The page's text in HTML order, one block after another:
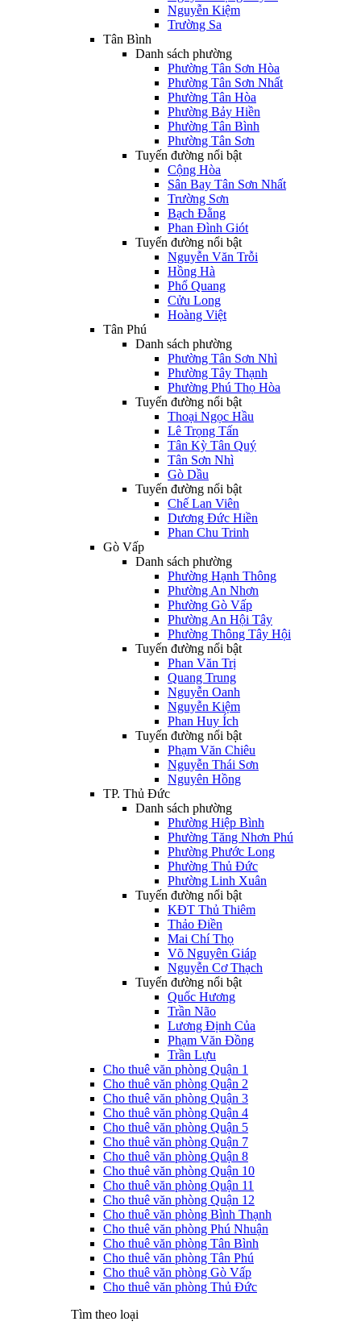
Nguyễn Kiệm
Trường Sa
Tân Bình
Danh sách phường
Phường Tân Sơn Hòa
Phường Tân Sơn Nhất
Phường Tân Hòa
Phường Bảy Hiền
Phường Tân Bình
Phường Tân Sơn
Tuyến đường nổi bật
Cộng Hòa
Sân Bay Tân Sơn Nhất
Trường Sơn
Bạch Đằng
Phan Đình Giót
Tuyến đường nổi bật
Nguyễn Văn Trỗi
Hồng Hà
Phổ Quang
Cửu Long
Hoàng Việt
Tân Phú
Danh sách phường
Phường Tân Sơn Nhì
Phường Tây Thạnh
Phường Phú Thọ Hòa
Tuyến đường nổi bật
Thoại Ngọc Hầu
Lê Trọng Tấn
Tân Kỳ Tân Quý
Tân Sơn Nhì
Gò Dầu
Tuyến đường nổi bật
Chế Lan Viên
Dương Đức Hiền
Phan Chu Trinh
Gò Vấp
Danh sách phường
Phường Hạnh Thông
Phường An Nhơn
Phường Gò Vấp
Phường An Hội Tây
Phường Thông Tây Hội
Tuyến đường nổi bật
Phan Văn Trị
Quang Trung
Nguyễn Oanh
Nguyễn Kiệm
Phan Huy Ích
Tuyến đường nổi bật
Phạm Văn Chiêu
Nguyễn Thái Sơn
Nguyên Hồng
TP. Thủ Đức
Danh sách phường
Phường Hiệp Bình
Phường Tăng Nhơn Phú
Phường Phước Long
Phường Thủ Đức
Phường Linh Xuân
Tuyến đường nổi bật
KĐT Thủ Thiêm
Thảo Điền
Mai Chí Thọ
Võ Nguyên Giáp
Nguyễn Cơ Thạch
Tuyến đường nổi bật
Quốc Hương
Trần Não
Lương Định Của
Phạm Văn Đồng
Trần Lựu
Cho thuê văn phòng Quận 1
Cho thuê văn phòng Quận 2
Cho thuê văn phòng Quận 3
Cho thuê văn phòng Quận 4
Cho thuê văn phòng Quận 5
Cho thuê văn phòng Quận 7
Cho thuê văn phòng Quận 8
Cho thuê văn phòng Quận 10
Cho thuê văn phòng Quận 11
Cho thuê văn phòng Quận 12
Cho thuê văn phòng Bình Thạnh
Cho thuê văn phòng Phú Nhuận
Cho thuê văn phòng Tân Bình
Cho thuê văn phòng Tân Phú
Cho thuê văn phòng Gò Vấp
Cho thuê văn phòng Thủ Đức
Tìm theo loại